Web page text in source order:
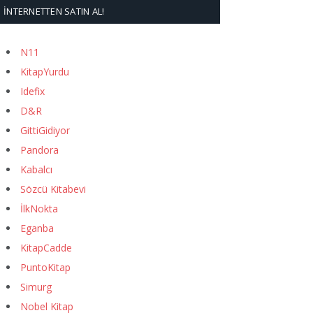
İNTERNETTEN SATIN AL!
N11
KitapYurdu
Idefix
D&R
GittiGidiyor
Pandora
Kabalcı
Sözcü Kitabevi
İlkNokta
Eganba
KitapCadde
PuntoKitap
Simurg
Nobel Kitap